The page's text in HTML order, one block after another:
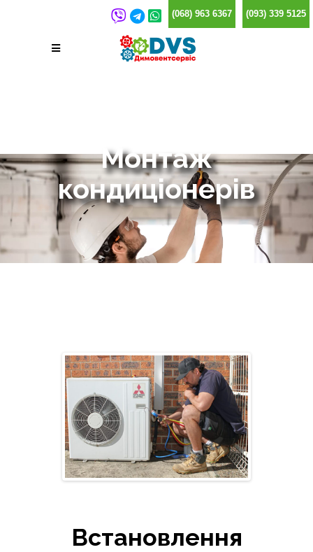
(068) 963 6367 (093) 339 5125
Монтаж
кондиціонерів
Встановлення